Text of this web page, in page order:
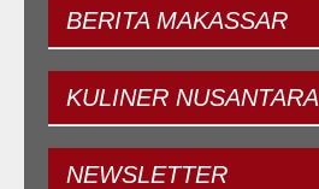
BERITA MAKASSAR
KULINER NUSANTARA
NEWSLETTER